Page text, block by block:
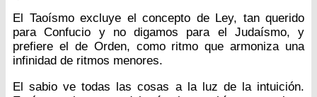
El Taoísmo excluye el concepto de Ley, tan querido
para Confucio y no digamos para el Judaísmo, y
prefiere el de Orden, como ritmo que armoniza una
infinidad de ritmos menores.
El sabio ve todas las cosas a la luz de la intuición.